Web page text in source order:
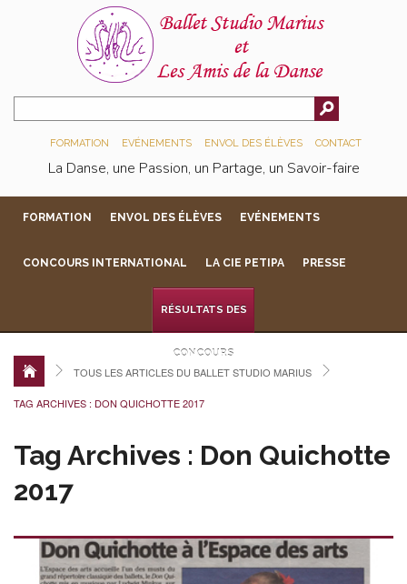
FORMATION EVÉNEMENTS ENVOL DES ÉLÈVES CONTACT
La Danse, une Passion, un Partage, un Savoir-faire
FORMATION ENVOL DES ÉLÈVES EVÉNEMENTS
CONCOURS INTERNATIONAL LA CIE PETIPA PRESSE
RÉSULTATS DES
CONCOURS
TOUS LES ARTICLES DU BALLET STUDIO MARIUS
TAG ARCHIVES : DON QUICHOTTE 2017
Tag Archives : Don Quichotte
2017